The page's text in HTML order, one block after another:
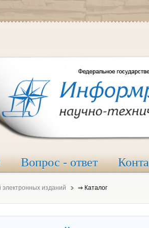
Вопрос - ответ
электронных изданий ⇒ Каталог